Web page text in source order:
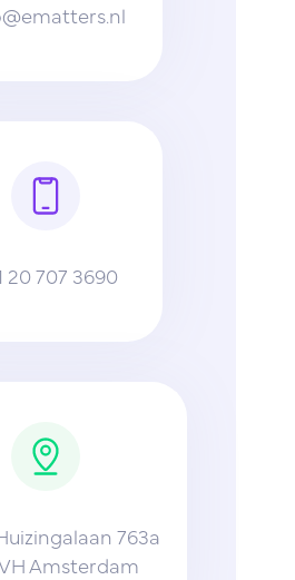
20 707 3690
763a
Amsterdam